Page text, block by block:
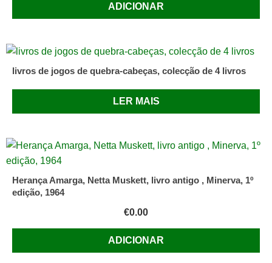
ADICIONAR
livros de jogos de quebra-cabeças, colecção de 4 livros
LER MAIS
Herança Amarga, Netta Muskett, livro antigo , Minerva, 1º
edição, 1964
€0.00
ADICIONAR